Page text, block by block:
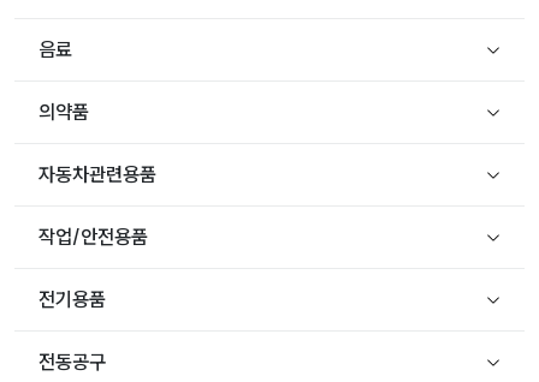
음료
의약품
자동차관련용품
작업/안전용품
전기용품
전동공구